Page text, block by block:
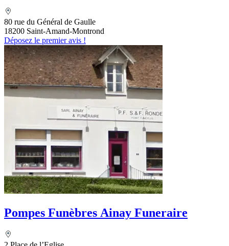
80 rue du Général de Gaulle
18200 Saint-Amand-Montrond
Déposez le premier avis !
Pompes Funèbres Ainay Funeraire